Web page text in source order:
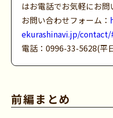
はお電話でお気軽にお問
お問い合わせフォーム：
ekurashinavi.jp/
電話：0996-33-5628(平
前編まとめ